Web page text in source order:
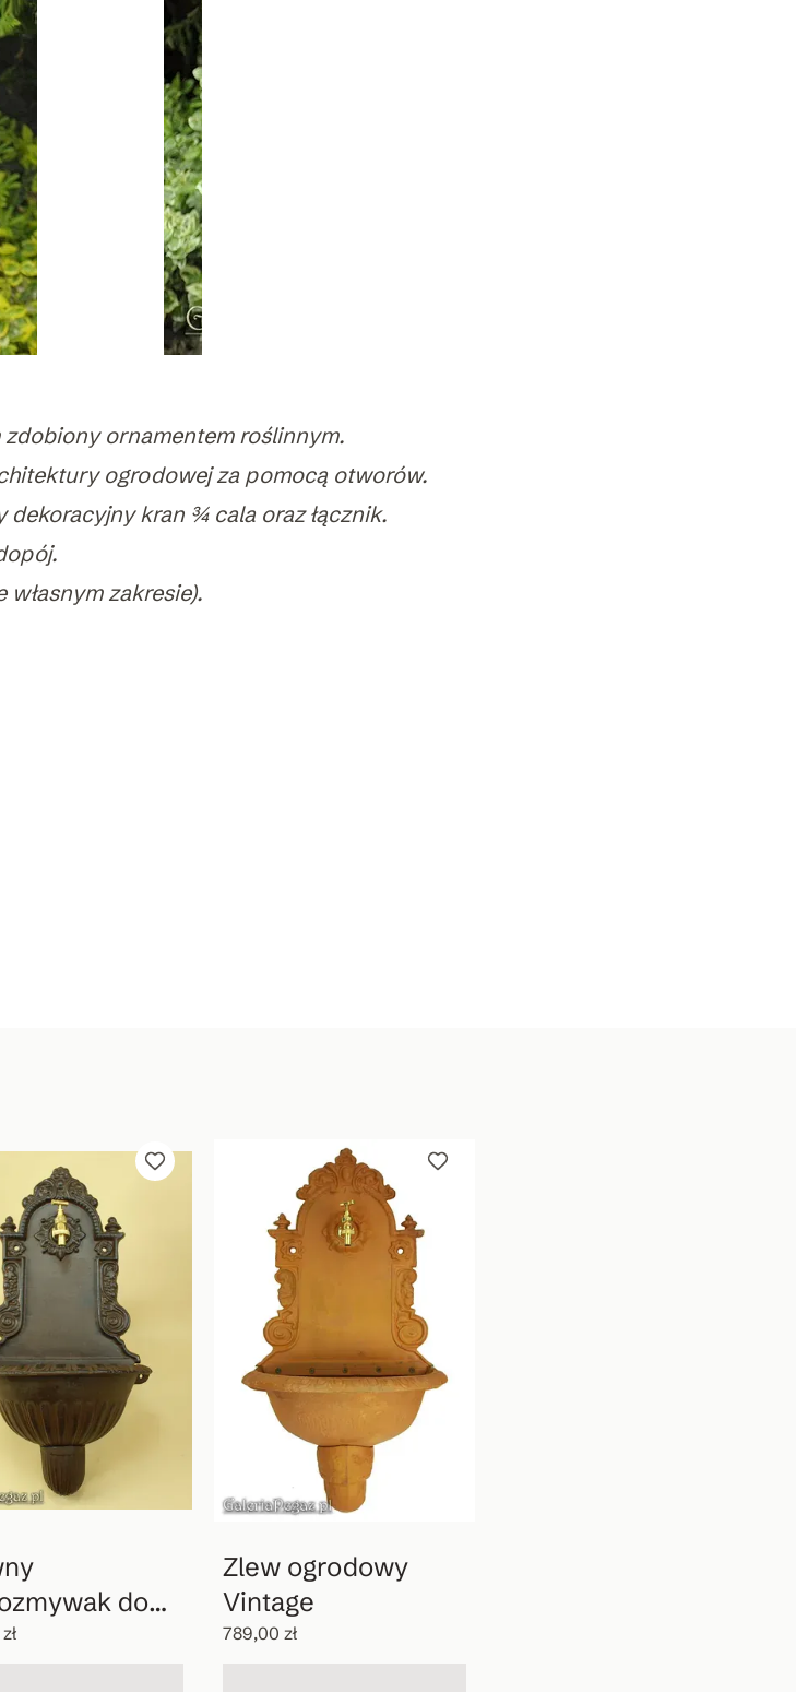
ornamentem roślinnym.
ogrodowej za pomocą otworów.
kran ¾ cala oraz łącznik.
zakresie).
do
Zlew ogrodowy
Vintage
789,00 zł